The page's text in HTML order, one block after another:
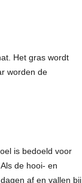
Het gras wordt
worden de
is bedoeld voor
de hooi- en
af en vallen bij